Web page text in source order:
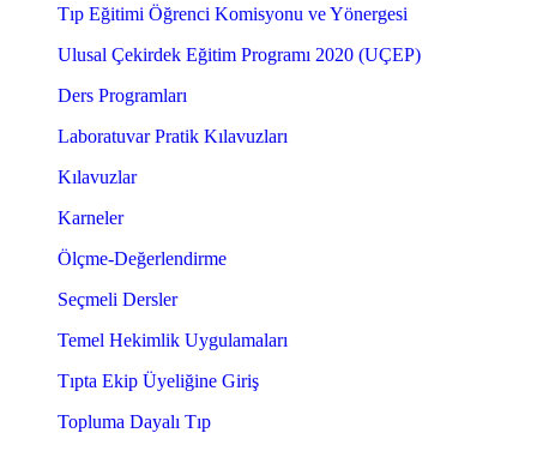
Tıp Eğitimi Öğrenci Komisyonu ve Yönergesi
Ulusal Çekirdek Eğitim Programı 2020 (UÇEP)
Ders Programları
Laboratuvar Pratik Kılavuzları
Kılavuzlar
Karneler
Ölçme-Değerlendirme
Seçmeli Dersler
Temel Hekimlik Uygulamaları
Tıpta Ekip Üyeliğine Giriş
Topluma Dayalı Tıp